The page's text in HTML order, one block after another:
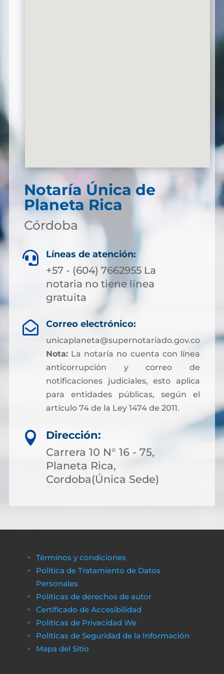
Notaría Única de
Planeta Rica
Córdoba
 Líneas de atención:
+57 - (604) 7662955 La
notaria no tiene línea
gratuita
 Correo electrónico:
unicaplaneta@supernotariado.gov.co
Nota:La notaría no cuenta con línea
anticorrupción y correo de
notificaciones judiciales, esto aplica
para entidades públicas, según el
artículo 74 de la Ley 1474 de 2011.

Dirección:
Carrera 10 N° 16 - 75,
Planeta Rica,
Cordoba(Única Sede)
Términos y condiciones
Política de Tratamiento de Datos
Personales
Políticas de derechos de autor
Certificado de Accesibilidad
Políticas de Privacidad We
Políticas de Seguridad de la Información
Mapa del Sitio